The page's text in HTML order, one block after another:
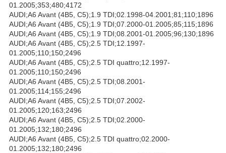
01.2005;353;480;4172
AUDI;A6 Avant (4B5, C5);1.9 TDI;02.1998-04.2001;81;110;1896
AUDI;A6 Avant (4B5, C5);1.9 TDI;07.2000-01.2005;85;115;1896
AUDI;A6 Avant (4B5, C5);1.9 TDI;08.2001-01.2005;96;130;1896
AUDI;A6 Avant (4B5, C5);2.5 TDI;12.1997-
01.2005;110;150;2496
AUDI;A6 Avant (4B5, C5);2.5 TDI quattro;12.1997-
01.2005;110;150;2496
AUDI;A6 Avant (4B5, C5);2.5 TDI;08.2001-
01.2005;114;155;2496
AUDI;A6 Avant (4B5, C5);2.5 TDI;07.2002-
01.2005;120;163;2496
AUDI;A6 Avant (4B5, C5);2.5 TDI;02.2000-
01.2005;132;180;2496
AUDI;A6 Avant (4B5, C5);2.5 TDI quattro;02.2000-
01.2005;132;180;2496